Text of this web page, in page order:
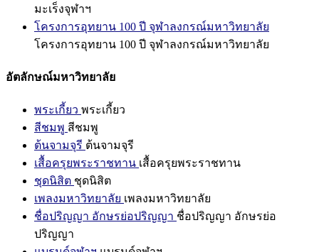
มะเร็งจุฬาฯ
โครงการอุทยาน 100 ปี จุฬาลงกรณ์มหาวิทยาลัย
โครงการอุทยาน 100 ปี จุฬาลงกรณ์มหาวิทยาลัย
อัตลักษณ์มหาวิทยาลัย
พระเกี้ยว พระเกี้ยว
สีชมพู สีชมพู
ต้นจามจุรี ต้นจามจุรี
เสื้อครุยพระราชทาน เสื้อครุยพระราชทาน
ชุดนิสิต ชุดนิสิต
เพลงมหาวิทยาลัย เพลงมหาวิทยาลัย
ชื่อปริญญา อักษรย่อปริญญา ชื่อปริญญา อักษรย่อ
ปริญญา